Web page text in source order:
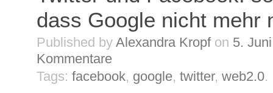
dass Google nicht mehr
Published by Alexandra Kropf on 5.
Kommentare
Tags: facebook, google, twitter, web2.0.